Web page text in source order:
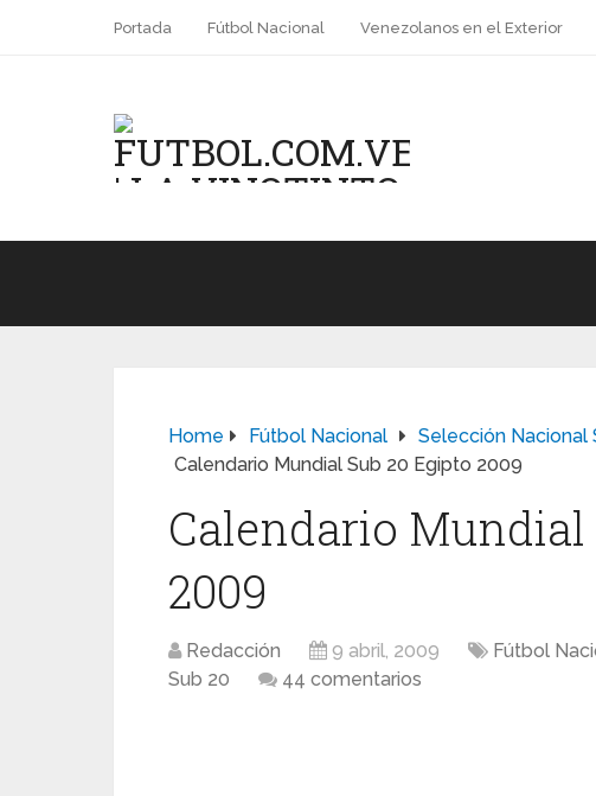
Portada Fútbol Nacional Venezolanos en el Exterior
Home Fútbol Nacional
Selección Nacional
Calendario Mundial Sub 20 Egipto 2009
Calendario Mundial
2009
Redacción 9 abril, 2009 Fútbol
Sub 20
44 comentarios